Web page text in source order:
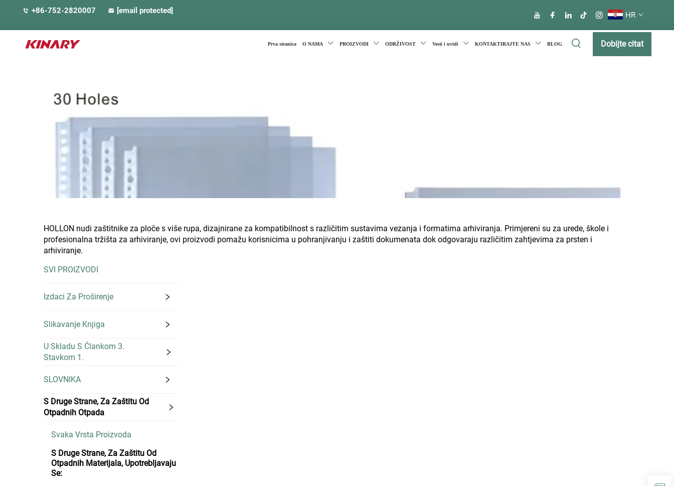
+86-752-2820007 [email protected] HR
Prva stranica O NAMA PROIZVODI ODRŽIVOST Vesti i uvidi KONTAKTIRAJTE NAS BLOG Dobijte citat
HOLLON nudi zaštitnike za ploče s više rupa, dizajnirane za kompatibilnost s različitim sustavima vezanja i formatima arhiviranja. Primjereni su za urede, škole i
profesionalna tržišta za arhiviranje, ovi proizvodi pomažu korisnicima u pohranjivanju i zaštiti dokumenata dok odgovaraju različitim zahtjevima za prsten i
arhiviranje.
SVI PROIZVODI
Izdaci Za Proširenje
Slikavanje Knjiga
U Skladu S Člankom 3.
Stavkom 1.
SLOVNIKA
S Druge Strane, Za Zaštitu Od
Otpadnih Otpada
Svaka Vrsta Proizvoda
S Druge Strane, Za Zaštitu Od
Otpadnih Materijala, Upotrebljavaju
Se: